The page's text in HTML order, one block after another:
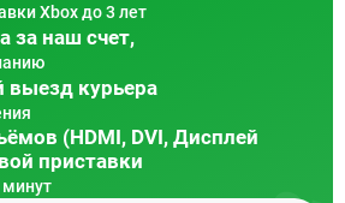
Xbox до 3 лет
за наш счет,
выезд курьера
(HDMI, DVI, Дисплей
приставки
минут